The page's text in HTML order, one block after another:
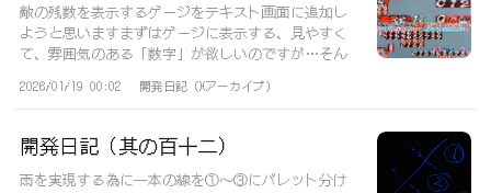
敵の残数を表示するゲージをテキスト画面に追加し
ようと思いますまずはゲージに表示する、見やすく
て、雰囲気のある「数字」が欲しいのですが…そん
2026/01/19 00:02 開発日記（Xアーカイブ）
開発日記（其の百十二）
雨を実現する為に一本の線を①～③にパレット分け